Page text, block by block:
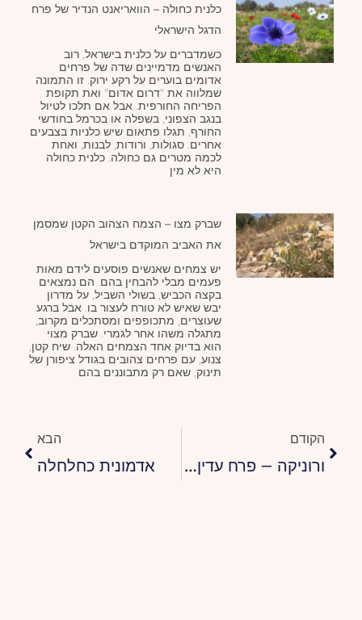
כלנית כחולה – הוואריאנט הנדיר של פרח
הדגל הישראלי
כשמדברים על כלנית בישראל, רוב
האנשים מדמיינים שדה של פרחים
אדומים בוערים על רקע ירוק. זו התמונה
שמלווה את "דרום אדום" ואת תקופת
הפריחה החורפית. אבל אם תלכו לטיול
בנגב הצפוני, בשפלה או בכרמל בחודשי
החורף, תגלו פתאום שיש כלניות בצבעים
אחרים. סגולות, ורודות, לבנות, ואחת
לכמה מטרים גם כחולה. כלנית כחולה
היא לא מין
שברק מצו – הצמח הצהוב הקטן שמסמן
את האביב המוקדם בישראל
יש צמחים שאנשים פוסעים לידם מאות
פעמים מבלי להבחין בהם. הם נמצאים
בקצה הכביש, בשולי השביל, על מדרון
יבש שאיש לא טורח לעצור בו. אבל ברגע
שעוצרים, מתכופפים ומסתכלים מקרוב,
מתגלה משהו אחר לגמרי. שברק מצוי
הוא בדיוק אחד הצמחים האלה. שיח קטן,
צנוע, עם פרחים צהובים בגודל ציפורן של
תינוק, שאם רק מתבוננים בהם
הקודם
ורוניקה – פרח עדין עם פריחה מרשימה
הבא
אדמונית כחלחלה